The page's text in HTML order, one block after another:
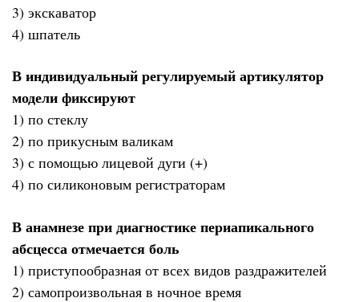
3) экскаватор
4) шпатель
В индивидуальный регулируемый артикулятор
модели фиксируют
1) по стеклу
2) по прикусным валикам
3) с помощью лицевой дуги (+)
4) по силиконовым регистраторам
В анамнезе при диагностике периапикального
абсцесса отмечается боль
1) приступообразная от всех видов раздражителей
2) самопроизвольная в ночное время